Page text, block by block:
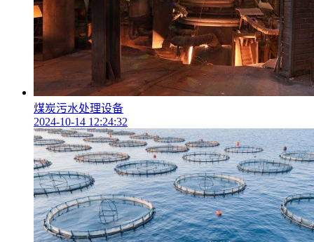
煤炭污水处理设备
2024-10-14 12:24:32